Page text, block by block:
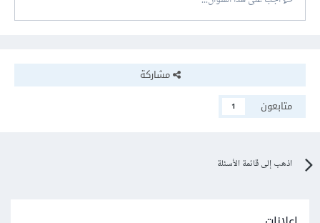
مشاركة
متابعون
1
اذهب إلى قائمة الأسئلة